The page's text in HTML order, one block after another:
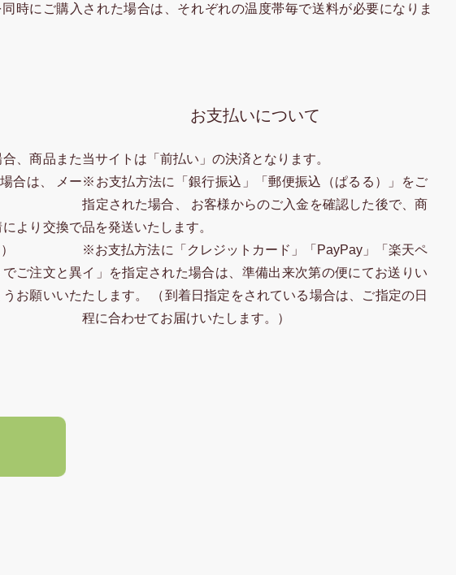
時にご購入された場合は、それぞれの温度帯毎で送料が必要になりま
、商品また
合は、 メー
より交換で
ご注文と異
お願いいた
お支払いについて
当サイトは「前払い」の決済となります。
※お支払方法に「銀行振込」「郵便振込（ぱるる）」をご
指定された場合、 お客様からのご入金を確認した後で、商
品を発送いたします。
※お支払方法に「クレジットカード」「PayPay」「楽天ペ
イ」を指定された場合は、準備出来次第の便にてお送りい
たします。 （到着日指定をされている場合は、ご指定の日
程に合わせてお届けいたします。）